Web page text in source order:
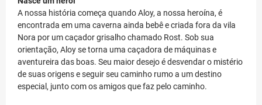
A nossa história começa quando Aloy, a nossa heroína, é
encontrada em uma caverna ainda bebê e criada fora da vila
Nora por um caçador grisalho chamado Rost. Sob sua
orientação, Aloy se torna uma caçadora de máquinas e
aventureira das boas. Seu maior desejo é desvendar o mistério
de suas origens e seguir seu caminho rumo a um destino
especial, junto com os amigos que faz pelo caminho.